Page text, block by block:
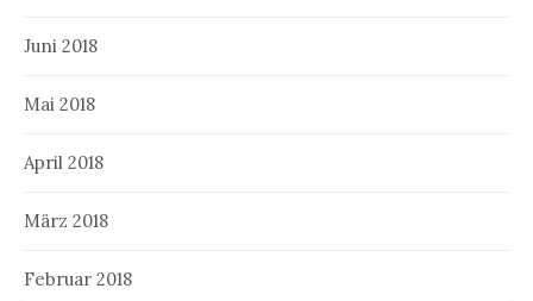
Juni 2018
Mai 2018
April 2018
März 2018
Februar 2018